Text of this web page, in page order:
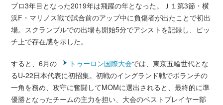
プロ3年目となった2019年は飛躍の年となった。Ｊ１第3節・横
浜F・マリノス戦で試合前のアップ中に負傷者が出たことで初出
場。スクランブルでの出場も開始5分でアシストを記録し、ピッ
チ上で存在感を示した。
すると、6月の トゥーロン国際大会では、東京五輪世代とな
るU-22日本代表に初招集。初戦のイングランド戦でボランチの
一角を務め、攻守に奮闘してMOMに選出されると、最終的に準
優勝となったチームの主力を担い、大会のベストプレイヤー部